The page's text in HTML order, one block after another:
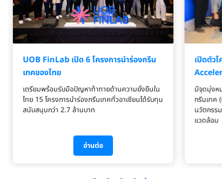
UOB FinLab เปิด 6 โครงการนำร่องกรีน
เทคของไทย
เตรียมพร้อมรับมือปัญหาท้าทายด้านความยั่งยืนใน
ไทย 15 โครงการนำร่องกรีนเทคทั่วอาเซียนได้รับทุน
สนับสนุนกว่า 2.7 ล้านบาท
อ่านต่อ
เปิดตัว
มีจุดมุ่งห
กรีนเทค
นวัตกรร
แวดล้อม